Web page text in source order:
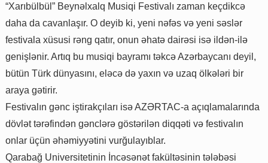
“Xarıbülbül” Beynəlxalq Musiqi Festivalı zaman keçdikcə
daha da cavanlaşır. O deyib ki, yeni nəfəs və yeni səslər
festivala xüsusi rəng qatır, onun əhatə dairəsi isə ildən-ilə
genişlənir. Artıq bu musiqi bayramı təkcə Azərbaycanı deyil,
bütün Türk dünyasını, eləcə də yaxın və uzaq ölkələri bir
araya gətirir.
Festivalın gənc iştirakçıları isə AZƏRTAC-a açıqlamalarında
dövlət tərəfindən gənclərə göstərilən diqqəti və festivalın
onlar üçün əhəmiyyətini vurğulayıblar.
Qarabağ Universitetinin İncəsənət fakültəsinin tələbəsi